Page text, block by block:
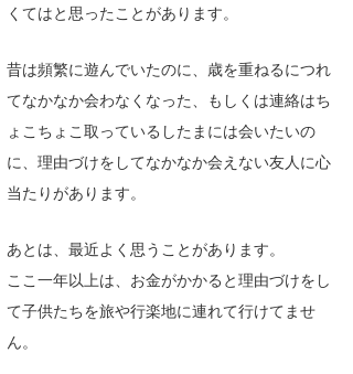
くてはと思ったことがあります。
昔は頻繁に遊んでいたのに、歳を重ねるにつれ
てなかなか会わなくなった、もしくは連絡はち
ょこちょこ取っているしたまには会いたいの
に、理由づけをしてなかなか会えない友人に心
当たりがあります。
あとは、最近よく思うことがあります。
ここ一年以上は、お金がかかると理由づけをし
て子供たちを旅や行楽地に連れて行けてませ
ん。